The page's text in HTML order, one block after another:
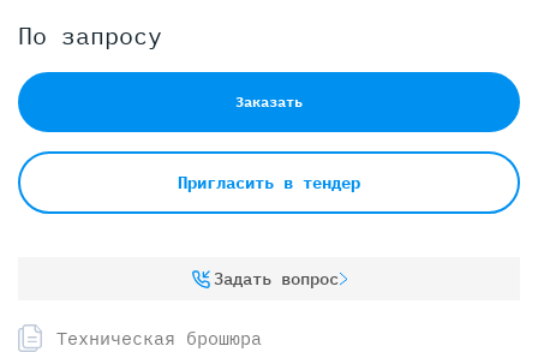
По запросу
Заказать
Пригласить в тендер
Задать вопрос
Техническая брошюра